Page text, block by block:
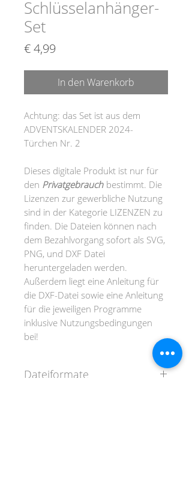
Schlüsselanhänger-
Set
€ 4,99
In den Warenkorb
Achtung: das Set ist aus dem
ADVENTSKALENDER 2024-
Türchen Nr. 2
Dieses digitale Produkt ist nur für
den Privatgebrauch bestimmt. Die
Lizenzen zur gewerbliche Nutzung
sind in der Kategorie LIZENZEN zu
finden. Die Dateien können nach
dem Bezahlvorgang sofort als SVG,
PNG, und DXF Datei
heruntergeladen werden.
Außerdem liegt eine Anleitung für
die DXF-Datei sowie eine Anleitung
für die jeweiligen Programme
inklusive Nutzungsbedingungen
bei!
Dateiformate